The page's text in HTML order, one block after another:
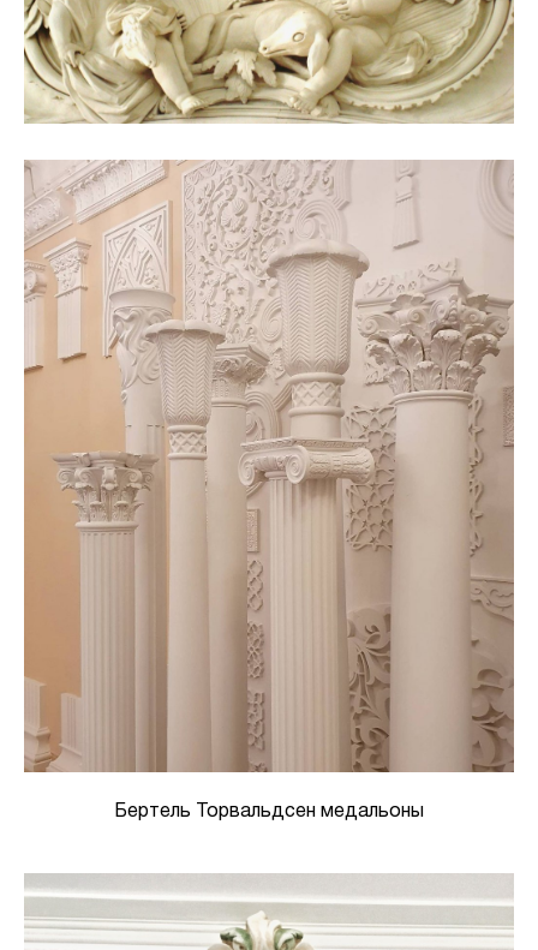
Бертель Торвальдсен медальоны